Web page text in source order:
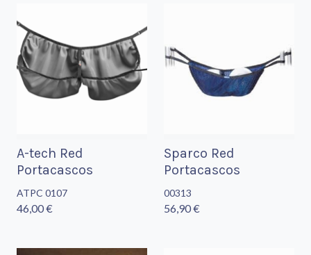
A-tech Red
Portacascos
ATPC 0107
46,00 €
Sparco Red
Portacascos
00313
56,90 €